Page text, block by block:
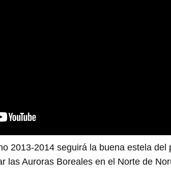
2013-2014 seguirá la buena estela del
las Auroras Boreales en el Norte de